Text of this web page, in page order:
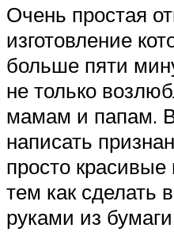
Очень простая
изготовление
больше пяти
не только
мамам и папам.
написать
просто
тем как сделать
руками из бумаги